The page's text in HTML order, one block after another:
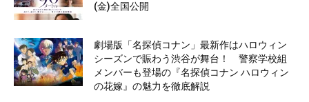
(金)全国公開
劇場版「名探偵コナン」最新作はハロウィン
シーズンで賑わう渋谷が舞台！ 警察学校組
メンバーも登場の『名探偵コナン ハロウィン
の花嫁』の魅力を徹底解説